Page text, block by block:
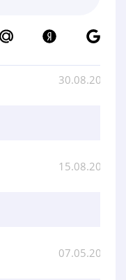
30.08.2024
15.08.2024
07.05.2024